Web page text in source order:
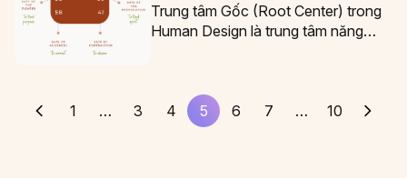
Trung tâm Gốc (Root Center) trong
Human Design là trung tâm năng
1 … 3 4 5 6 7 … 10